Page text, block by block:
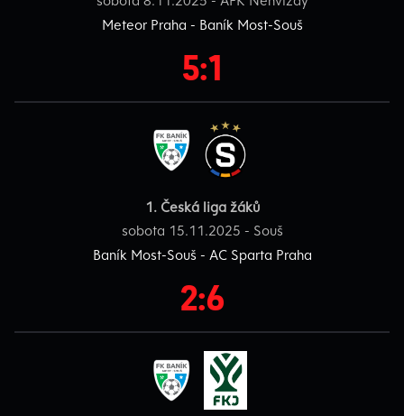
Meteor Praha - Baník Most-Souš
5:1
1. Česká liga žáků
sobota 15.11.2025 - Souš
Baník Most-Souš - AC Sparta Praha
2:6